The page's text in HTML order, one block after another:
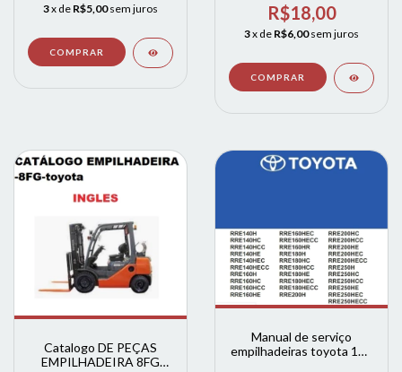
3x de R$5,00 sem juros R$18,00
3x de R$6,00 sem juros
Catalogo DE PEÇAS
EMPILHADEIRA 8FG
Manual de serviço
empilhadeiras toyota 140